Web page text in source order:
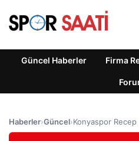
Güncel Haberler Firma
Haberler›Güncel›Konyaspor Recep